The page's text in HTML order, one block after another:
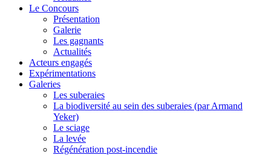
Le Concours
Présentation
Galerie
Les gagnants
Actualités
Acteurs engagés
Expérimentations
Galeries
Les suberaies
La biodiversité au sein des suberaies (par Armand
Yeker)
Le sciage
La levée
Régénération post-incendie